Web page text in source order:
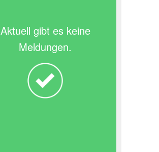
Aktuell gibt es keine
Meldungen.